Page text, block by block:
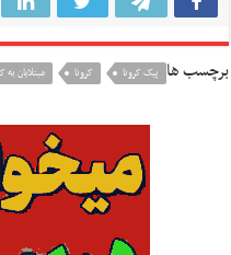
برچسب ها پیک کرونا کرونا مبتلایان به